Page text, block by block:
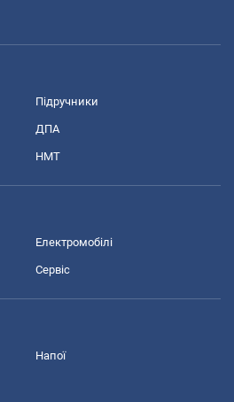
Підручники
ДПА
НМТ
Електромобілі
Сервіс
Напої